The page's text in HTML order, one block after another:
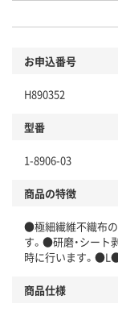
お申込番号
H890352
型番
1-8906-03
商品の特徴
●極細繊維不織布
す。●研磨・シート
時に行います。
商品仕様